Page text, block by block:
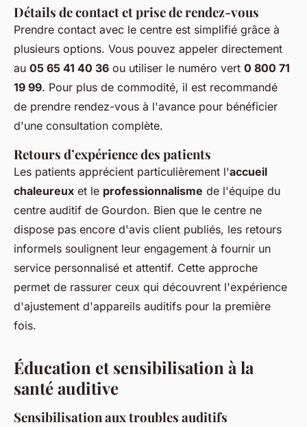
Détails de contact et prise de rendez-vous
Prendre contact avec le centre est simplifié grâce à
plusieurs options. Vous pouvez appeler directement
au 05 65 41 40 36 ou utiliser le numéro vert 0 800 71
19 99. Pour plus de commodité, il est recommandé
de prendre rendez-vous à l'avance pour bénéficier
d'une consultation complète.
Retours d’expérience des patients
Les patients apprécient particulièrement l'accueil
chaleureux et le professionnalisme de l'équipe du
centre auditif de Gourdon. Bien que le centre ne
dispose pas encore d'avis client publiés, les retours
informels soulignent leur engagement à fournir un
service personnalisé et attentif. Cette approche
permet de rassurer ceux qui découvrent l'expérience
d'ajustement d'appareils auditifs pour la première
fois.
Éducation et sensibilisation à la
santé auditive
Sensibilisation aux troubles auditifs